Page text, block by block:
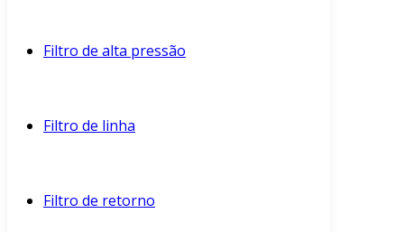
Filtro de alta pressão
Filtro de linha
Filtro de retorno